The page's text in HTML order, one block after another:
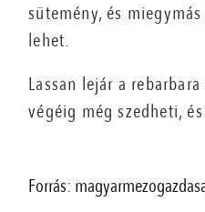
sütemény, és
lehet.
Lassan lejár a
végéig még szedheti,
Forrás: